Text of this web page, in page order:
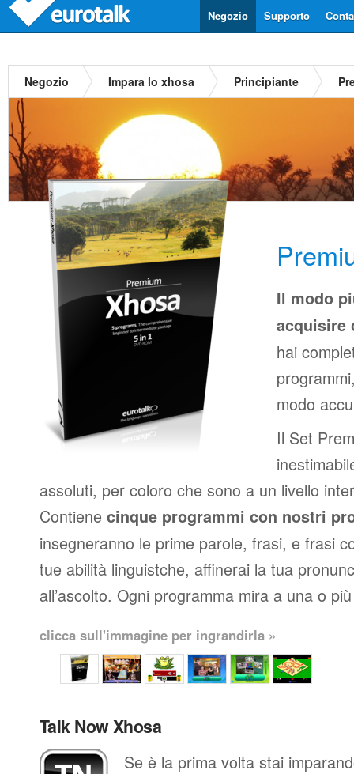
Supporto
Negozio
Negozio Impara lo xhosa Principiante
Il modo
acquisire
hai
modo
Il Set
assoluti, per coloro che sono a un livello
Contiene cinque programmi con nostri
insegneranno le prime parole, frasi, e frasi
tue abilità linguistche, affinerai la tua
all’ascolto. Ogni programma mira a una o
clicca sull'immagine per ingrandirla »
Talk Now Xhosa
Se è la prima volta stai